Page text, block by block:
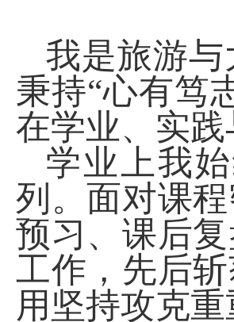
我是旅游
秉持“心有笃
在学业、实
学业上我
列。面对课
预习、课后
工作，先后
用坚持攻克